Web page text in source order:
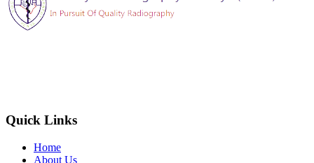
Quick Links
Home
About Us